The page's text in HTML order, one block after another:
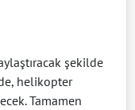
şekilde
helikopter
Tamamen